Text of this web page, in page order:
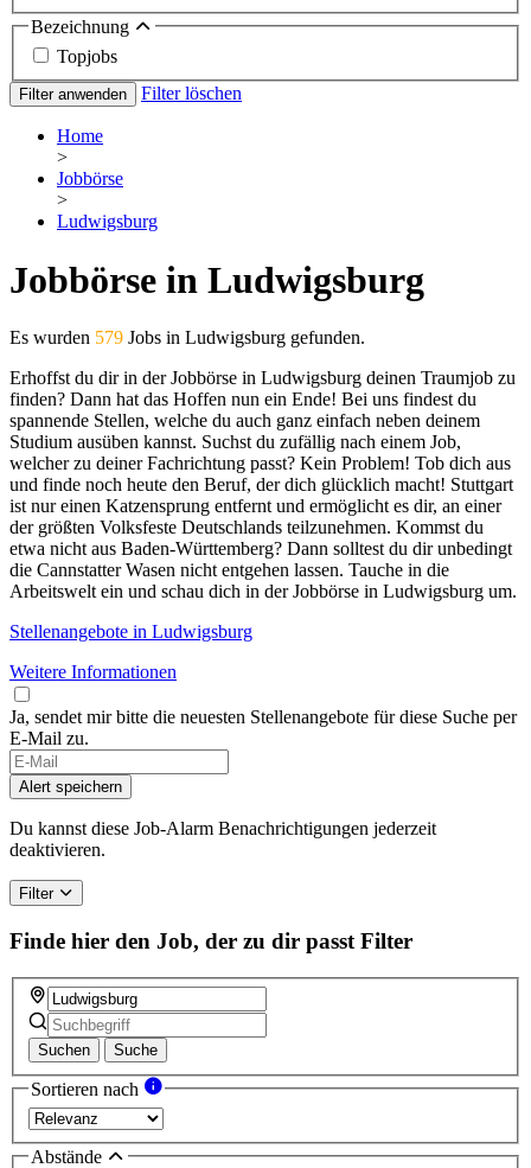
Bezeichnung
Topjobs
Filter anwenden Filter löschen
Home
>
Jobbörse
>
Ludwigsburg
Jobbörse in Ludwigsburg
Es wurden 579 Jobs in Ludwigsburg gefunden.
Erhoffst du dir in der Jobbörse in Ludwigsburg deinen Traumjob zu
finden? Dann hat das Hoffen nun ein Ende! Bei uns findest du
spannende Stellen, welche du auch ganz einfach neben deinem
Studium ausüben kannst. Suchst du zufällig nach einem Job,
welcher zu deiner Fachrichtung passt? Kein Problem! Tob dich aus
und finde noch heute den Beruf, der dich glücklich macht! Stuttgart
ist nur einen Katzensprung entfernt und ermöglicht es dir, an einer
der größten Volksfeste Deutschlands teilzunehmen. Kommst du
etwa nicht aus Baden-Württemberg? Dann solltest du dir unbedingt
die Cannstatter Wasen nicht entgehen lassen. Tauche in die
Arbeitswelt ein und schau dich in der Jobbörse in Ludwigsburg um.
Stellenangebote in Ludwigsburg
Weitere Informationen
Ja, sendet mir bitte die neuesten Stellenangebote für diese Suche per
E-Mail zu.
Alert speichern
Du kannst diese Job-Alarm Benachrichtigungen jederzeit
deaktivieren.
Filter
Finde hier den Job, der zu dir passt Filter
Suchen Suche
Sortieren nach
Abstände